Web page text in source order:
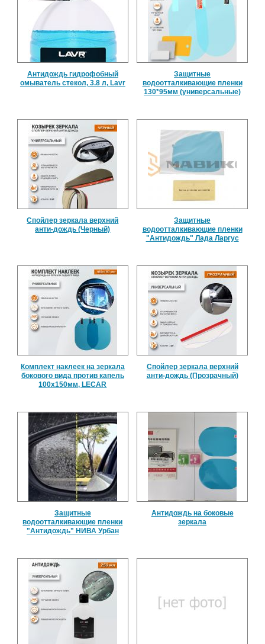
Антидождь гидрофобный
омыватель стекол, 3.8 л, Lavr
Защитные
водоотталкивающие пленки
130*95мм (универсальные)
Спойлер зеркала верхний
анти-дождь (Черный)
Защитные
водоотталкивающие пленки
"Антидождь" Лада Ларгус
Комплект наклеек на зеркала
бокового вида против капель
100х150мм, LECAR
Спойлер зеркала верхний
анти-дождь (Прозрачный)
Защитные
водоотталкивающие пленки
"Антидождь" НИВА Урбан
Антидождь на боковые
зеркала